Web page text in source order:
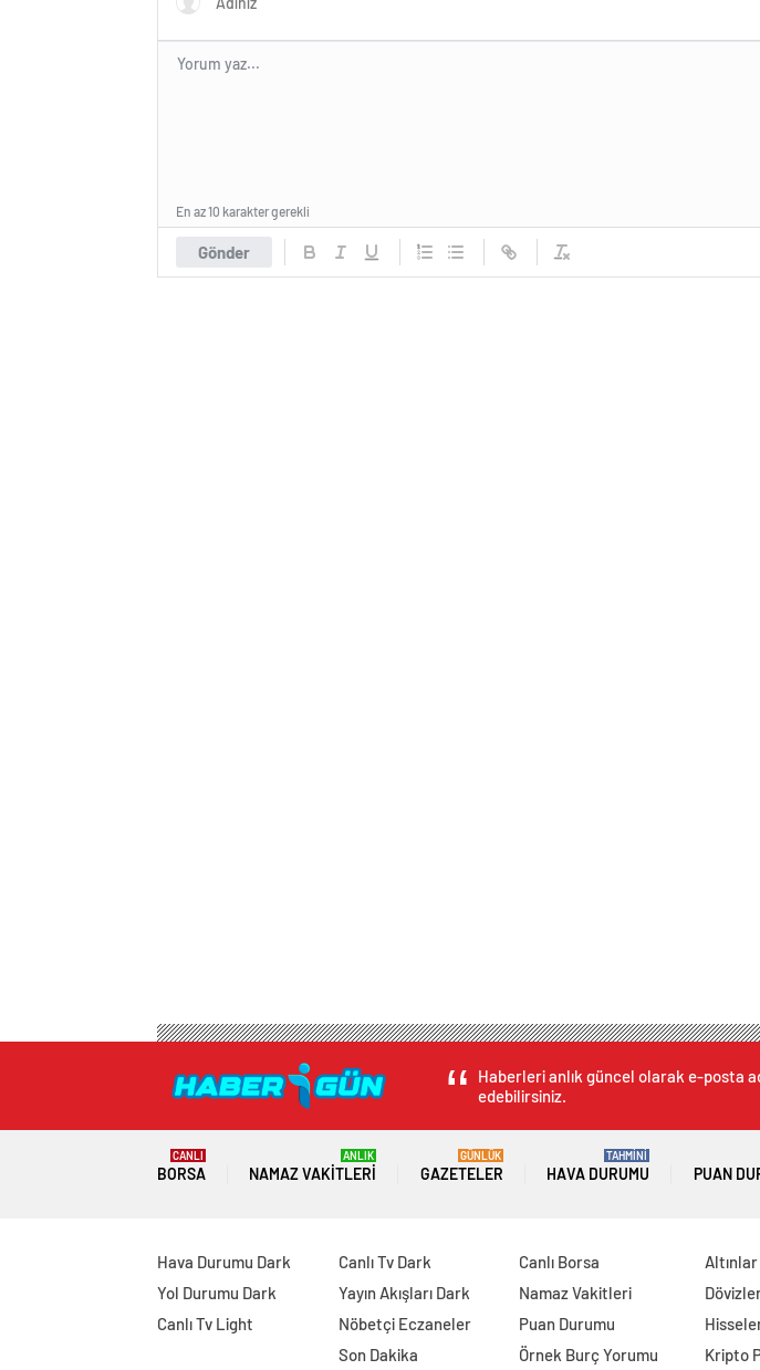
Gönder
En az 10 karakter gerekli
Haberleri anlık güncel olarak e-posta
edebilirsiniz.
BORSA
CANLI
NAMAZ VAKITLERI
ANLIK
GAZETELER
GÜNLÜK
HAVA DURUMU
TAHMİNİ
PUAN
Hava Durumu Dark
Yol Durumu Dark
Canlı Tv Light
Canlı Tv Dark
Yayın Akışları Dark
Nöbetçi Eczaneler
Son Dakika
Canlı Borsa
Namaz Vakitleri
Puan Durumu
Örnek Burç Yorumu
Altınlar
Kripto